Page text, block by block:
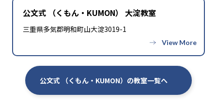
公文式 （くもん・KUMON） 大淀教室
三重県多気郡明和町山大淀3019-1
公文式 （くもん・KUMON）の教室一覧へ